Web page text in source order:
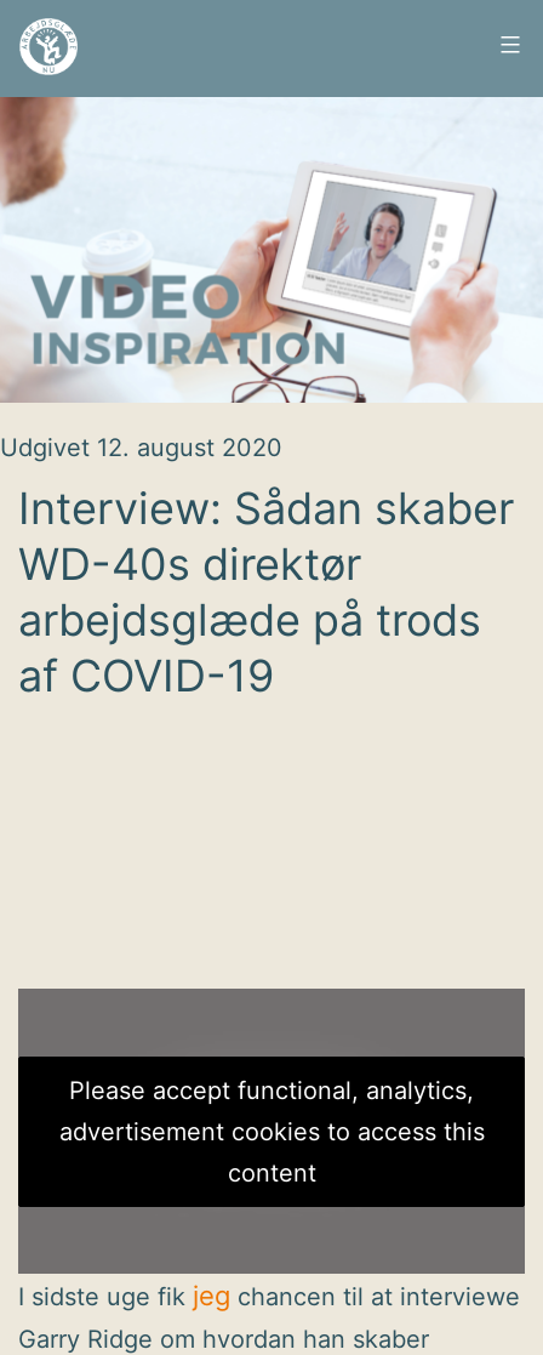
Fortsæt
indhold
Arbejdsglæde
nu
Udgivet 12. august 2020
Interview: Sådan skaber
WD-40s direktør
arbejdsglæde på trods
af COVID-19
Please accept functional, analytics,
advertisement cookies to access this
content
I sidste uge fik jeg chancen til at interviewe
Garry Ridge om hvordan han skaber